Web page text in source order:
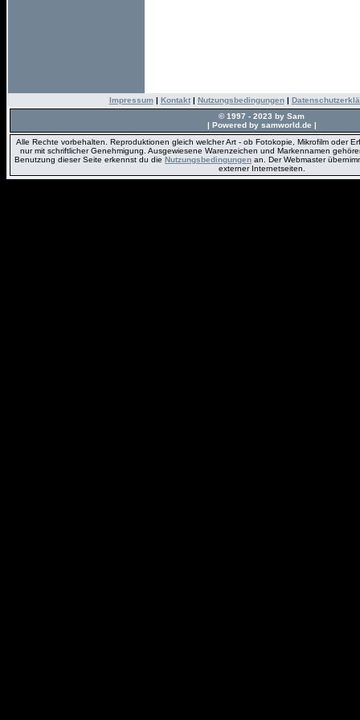
Impressum| Kontakt| Nutzungsbedingungen|
© 1997 - 2023 by Sam
| Powered by samworld.de |
Alle Rechte vorbehalten. Reproduktionen gleich welcher Art - ob Fotokopie, Mikrofilm oder
nur mit schriftlicher Genehmigung. Ausgewiesene Warenzeichen und Markennamen
Benutzung dieser Seite erkennst du die Nutzungsbedingungen an. Der Webmaster
externer Internetseiten.